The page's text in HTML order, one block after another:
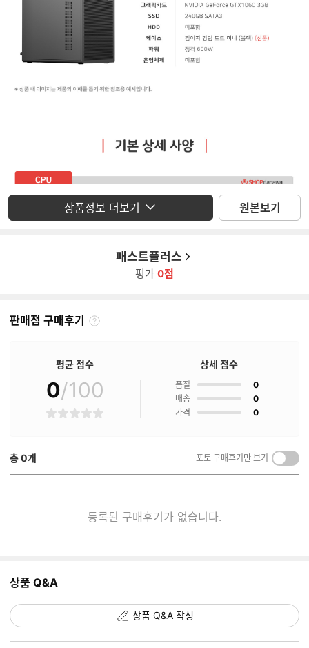
상품정보 더보기 원본보기
패스트플러스
평가 0점
판매점 구매후기
판
후
기
란?
평균 점수
0/100
별
상세 점수
품질 0점
배송
0점
가격
0점
총0개 포토 구매후기만 보기
켜
기/
등록된 구매후기가 없습니다.
상품 Q&A
상품 Q&A 작성